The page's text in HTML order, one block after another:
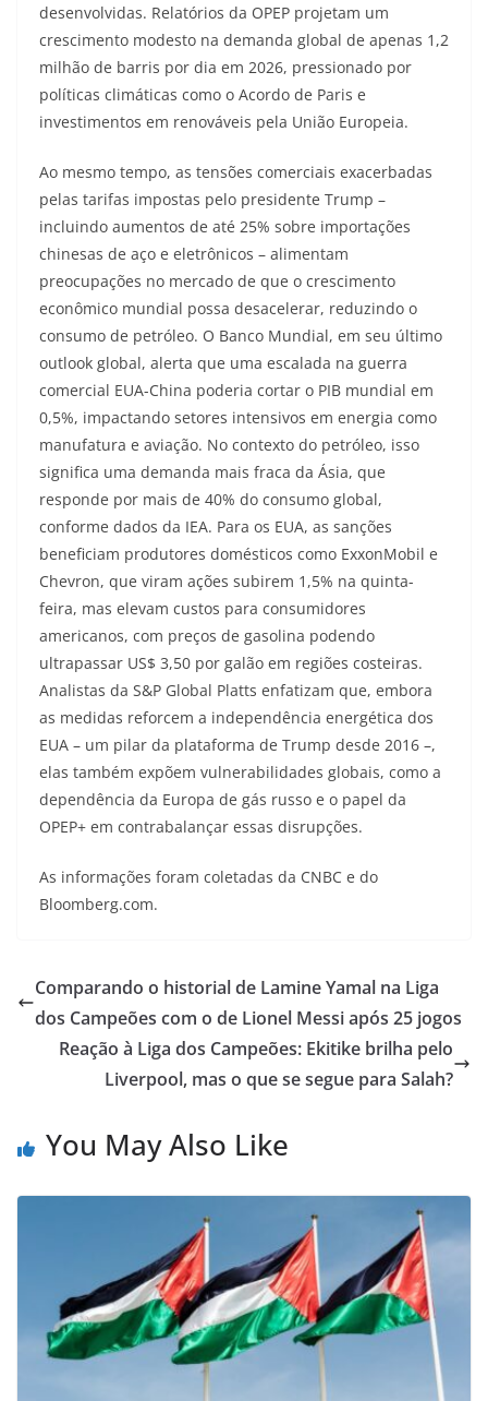
desenvolvidas. Relatórios da OPEP projetam um
crescimento modesto na demanda global de apenas 1,2
milhão de barris por dia em 2026, pressionado por
políticas climáticas como o Acordo de Paris e
investimentos em renováveis pela União Europeia.
Ao mesmo tempo, as tensões comerciais exacerbadas
pelas tarifas impostas pelo presidente Trump –
incluindo aumentos de até 25% sobre importações
chinesas de aço e eletrônicos – alimentam
preocupações no mercado de que o crescimento
econômico mundial possa desacelerar, reduzindo o
consumo de petróleo. O Banco Mundial, em seu último
outlook global, alerta que uma escalada na guerra
comercial EUA-China poderia cortar o PIB mundial em
0,5%, impactando setores intensivos em energia como
manufatura e aviação. No contexto do petróleo, isso
significa uma demanda mais fraca da Ásia, que
responde por mais de 40% do consumo global,
conforme dados da IEA. Para os EUA, as sanções
beneficiam produtores domésticos como ExxonMobil e
Chevron, que viram ações subirem 1,5% na quinta-
feira, mas elevam custos para consumidores
americanos, com preços de gasolina podendo
ultrapassar US$ 3,50 por galão em regiões costeiras.
Analistas da S&P Global Platts enfatizam que, embora
as medidas reforcem a independência energética dos
EUA – um pilar da plataforma de Trump desde 2016 –,
elas também expõem vulnerabilidades globais, como a
dependência da Europa de gás russo e o papel da
OPEP+ em contrabalançar essas disrupções.
As informações foram coletadas da CNBC e do
Bloomberg.com.
Comparando o historial de Lamine Yamal na Liga
dos Campeões com o de Lionel Messi após 25 jogos
Reação à Liga dos Campeões: Ekitike brilha pelo
Liverpool, mas o que se segue para Salah?
You May Also Like